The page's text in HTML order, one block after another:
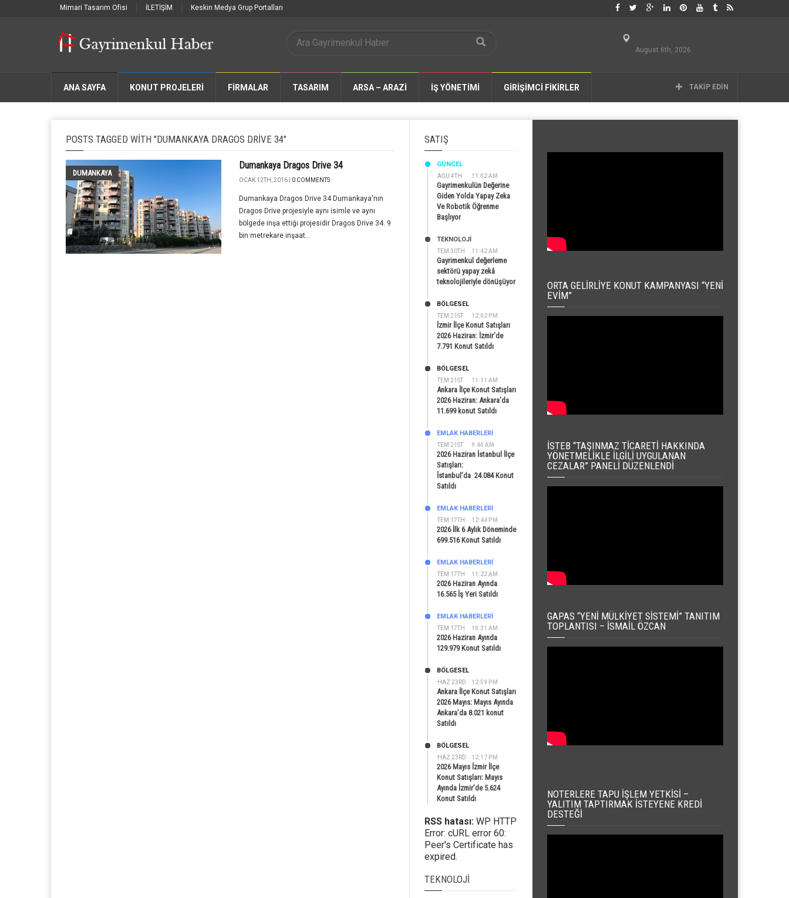
Mimari Tasarım Ofisi İLETİŞİM Keskin Medya Grup Portalları
August 6th, 2026
ANA SAYFA KONUT PROJELERİ FIRMALAR TASARIM ARSA – ARAZİ İŞ YÖNETİMİ GİRİŞİMCİ FİKİRLER TAKIP EDIN
POSTS TAGGED WITH "DUMANKAYA DRAGOS DRIVE 34"
DUMANKAYA
Dumankaya Dragos Drive 34
OCAK 12TH, 2016 | 0 COMMENTS
Dumankaya Dragos Drive 34 Dumankaya'nın
Dragos Drive projesiyle aynı isimle ve aynı
bölgede inşa ettiği projesidir Dragos Drive 34. 9
bin metrekare inşaat...
SATIŞ
AĞU 4TH 11:02 AM
GÜNCEL
Gayrimenkulün Değerine
Giden Yolda Yapay Zeka
Ve Robotik Öğrenme
Başlıyor
TEM 30TH 11:42 AM
TEKNOLOJİ
Gayrimenkul değerleme
sektörü yapay zekâ
teknolojileriyle dönüşüyor
TEM 21ST 12:02 PM
BÖLGESEL
İzmir İlçe Konut Satışları
2026 Haziran: İzmir’de
7.791 Konut Satıldı
TEM 21ST 11:11 AM
BÖLGESEL
Ankara İlçe Konut Satışları
2026 Haziran: Ankara’da
11.699 konut Satıldı
TEM 21ST 9:40 AM
EMLAK HABERLERI
2026 Haziran İstanbul İlçe
Satışları:
İstanbul’da 24.084 Konut
Satıldı
TEM 17TH 12:44 PM
EMLAK HABERLERI
2026 İlk 6 Aylık Döneminde
699.516 Konut Satıldı
TEM 17TH 11:22 AM
EMLAK HABERLERI
2026 Haziran Ayında
16.565 İş Yeri Satıldı
TEM 17TH 10:31 AM
EMLAK HABERLERI
2026 Haziran Ayında
129.979 Konut Satıldı
HAZ 23RD 12:59 PM
BÖLGESEL
Ankara İlçe Konut Satışları
2026 Mayıs: Mayıs Ayında
Ankara’da 8.021 konut
Satıldı
HAZ 23RD 12:17 PM
BÖLGESEL
2026 Mayıs İzmir İlçe
Konut Satışları: Mayıs
Ayında İzmir’de 5.624
Konut Satıldı
RSS hatası: WP HTTP
Error: cURL error 60:
Peer's Certificate has
expired.
TEKNOLOJI
ORTA GELIRLIYE KONUT KAMPANYASI “YENI
EVIM”
İSTEB “TAŞINMAZ TICARETI HAKKINDA
YÖNETMELIKLE İLGILI UYGULANAN
CEZALAR” PANELI DÜZENLENDI
GAPAS “YENI MÜLKIYET SISTEMI” TANITIM
TOPLANTISI – İSMAIL ÖZCAN
NOTERLERE TAPU İŞLEM YETKISI –
YALITIM TAPTIRMAK İSTEYENE KREDI
DESTEĞI